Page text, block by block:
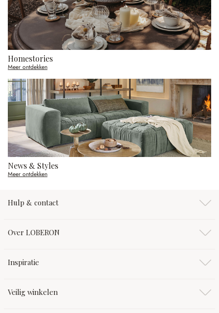
Homestories
Meer ontdekken
News & Styles
Meer ontdekken
Hulp & contact
Over LOBERON
Inspiratie
Veilig winkelen